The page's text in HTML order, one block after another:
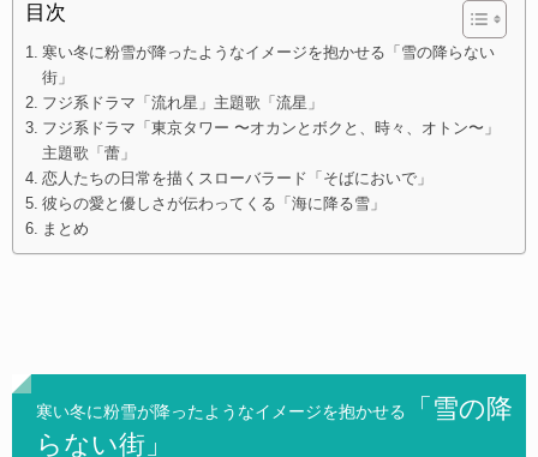
目次
寒い冬に粉雪が降ったようなイメージを抱かせる「雪の降らない
街」
フジ系ドラマ「流れ星」主題歌「流星」
フジ系ドラマ「東京タワー 〜オカンとボクと、時々、オトン〜」
主題歌「蕾」
恋人たちの日常を描くスローバラード「そばにおいで」
彼らの愛と優しさが伝わってくる「海に降る雪」
まとめ
寒い冬に粉雪が降ったようなイメージを抱かせる
「雪の降
らない街」